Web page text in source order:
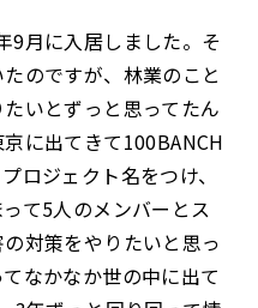
9月に入居しました。そ
のですが、林業のこと
いとずっと思ってたん
に出てきて100BANCH
ロジェクト名をつけ、
て5人のメンバーとス
対策をやりたいと思っ
なかなか世の中に出て